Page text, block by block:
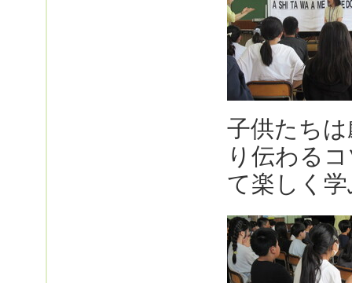
子供たち
り伝わる
て楽しく